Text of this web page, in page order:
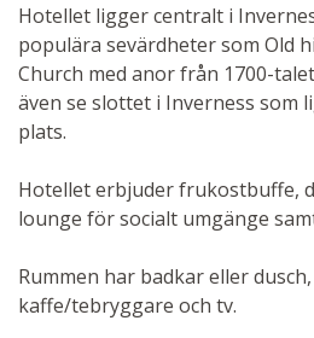
Hotellet ligger centralt i
populära sevärdheter som Old
Church med anor från 1700-
även se slottet i Inverness som
plats.
Hotellet erbjuder frukostbuffe,
lounge för socialt umgänge
Rummen har badkar eller
kaffe/tebryggare och tv.